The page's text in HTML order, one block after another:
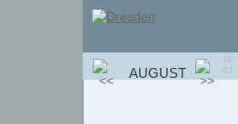
AUGUST
DI
01